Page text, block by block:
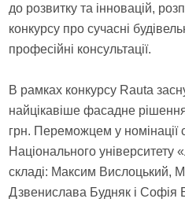
до розвитку та інновацій,
конкурсу про сучасні
професійні консультації.
В рамках конкурсу Rauta
найцікавіше фасадне
грн. Переможцем у номінації
Національного університету
складі: Максим Вислоцький,
Дзвенислава Будняк і Софія